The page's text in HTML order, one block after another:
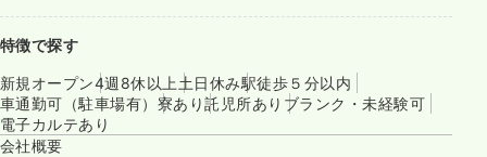
特徴で探す
新規オープン4週8休以上 土日休み駅徒歩５分以内
車通勤可（駐車場有） 寮あり託児所あり ブランク・未経験可
電子カルテあり
会社概要